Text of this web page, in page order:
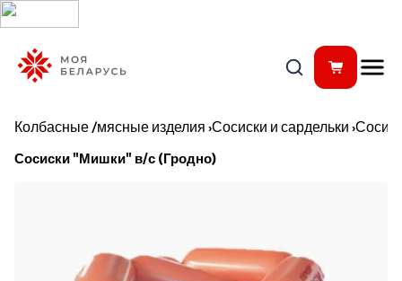
Колбасные /мясные изделия ›Сосиски и сардельки ›
Сосиски "Мишки" в/с (Гродно)